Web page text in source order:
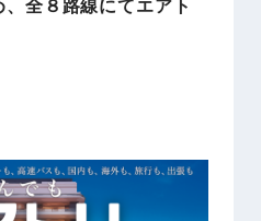
全８路線にてエアト